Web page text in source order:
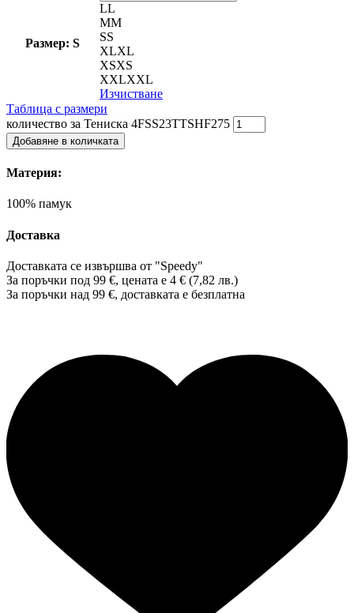
Размер: S
LL
MM
SS
XLXL
XSXS
XXLXXL
Изчистване
Таблица с размери
количество за Тениска 4FSS23TTSHF275
Добавяне в количката
Материя:
100% памук
Доставка
Доставката се извършва от "Speedy"
За поръчки под 99 €, цената е 4 € (7,82 лв.)
За поръчки над 99 €, доставката е безплатна